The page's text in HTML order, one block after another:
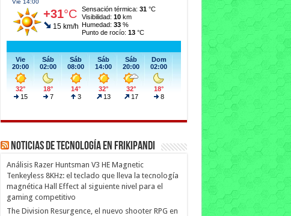
Noticias de Tecnología en Frikipandi
Análisis Razer Huntsman V3 HE Magnetic
Tenkeyless 8KHz: el teclado que lleva la tecnología
magnética Hall Effect al siguiente nivel para el
gaming competitivo
The Division Resurgence, el nuevo shooter RPG en